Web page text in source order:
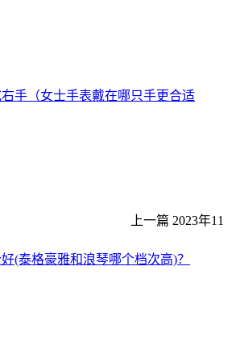
手（女士手表戴在哪只手更合适
上一篇 2023年11
(泰格豪雅和浪琴哪个档次高)？